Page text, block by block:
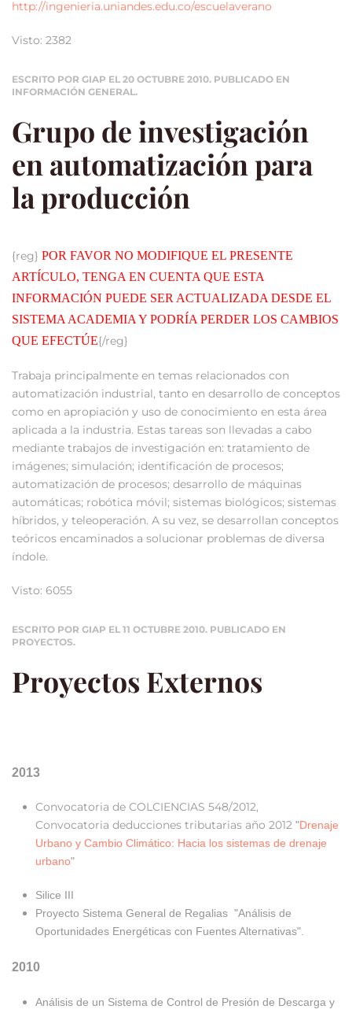
http://ingenieria.uniandes.edu.co/escuelaverano
Visto: 2382
ESCRITO POR GIAP EL 20 OCTUBRE 2010. PUBLICADO EN
INFORMACIÓN GENERAL.
Grupo de investigación
en automatización para
la producción
{reg} POR FAVOR NO MODIFIQUE EL PRESENTE
ARTÍCULO, TENGA EN CUENTA QUE ESTA
INFORMACIÓN PUEDE SER ACTUALIZADA DESDE EL
SISTEMA ACADEMIA Y PODRÍA PERDER LOS CAMBIOS
QUE EFECTÚE{/reg}
Trabaja principalmente en temas relacionados con
automatización industrial, tanto en desarrollo de conceptos
como en apropiación y uso de conocimiento en esta área
aplicada a la industria. Estas tareas son llevadas a cabo
mediante trabajos de investigación en: tratamiento de
imágenes; simulación; identificación de procesos;
automatización de procesos; desarrollo de máquinas
automáticas; robótica móvil; sistemas biológicos; sistemas
híbridos, y teleoperación. A su vez, se desarrollan conceptos
teóricos encaminados a solucionar problemas de diversa
índole.
Visto: 6055
ESCRITO POR GIAP EL 11 OCTUBRE 2010. PUBLICADO EN
PROYECTOS.
Proyectos Externos
2013
Convocatoria de COLCIENCIAS 548/2012,
Convocatoria deducciones tributarias año 2012 "Drenaje
Urbano y Cambio Climático: Hacia los sistemas de drenaje
urbano"
Silice III
Proyecto Sistema General de Regalias "Análisis de
Oportunidades Energéticas con Fuentes Alternativas".
2010
Análisis de un Sistema de Control de Presión de Descarga y